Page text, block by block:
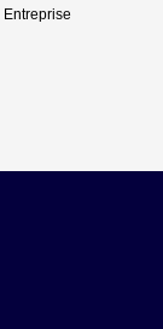
Entreprise